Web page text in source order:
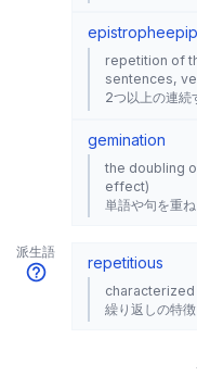
epistrophe
repetition of
sentences,
2つ以上の連続
gemination
the doubling
effect)
単語や句を重
派生語
repetitious
繰り返しの特